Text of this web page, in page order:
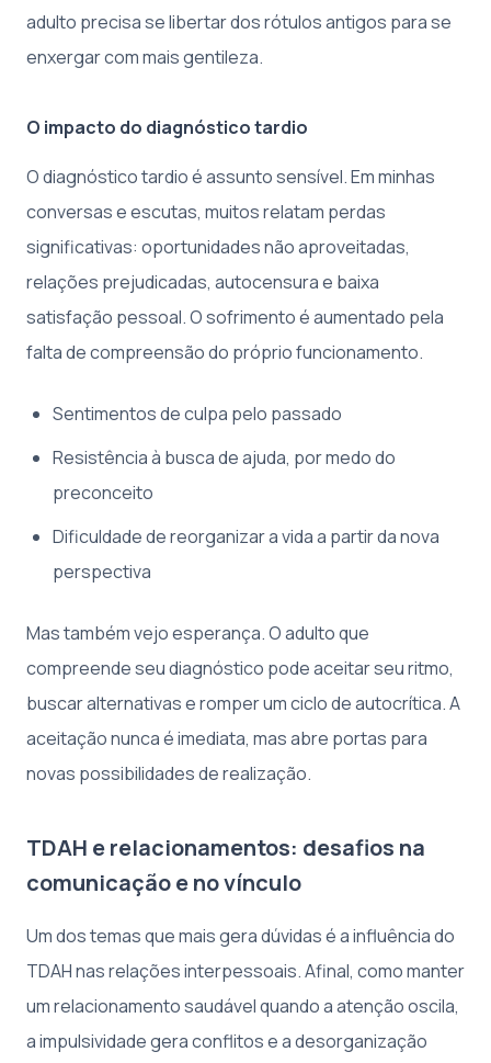
adulto precisa se libertar dos rótulos antigos para se
enxergar com mais gentileza.
O impacto do diagnóstico tardio
O diagnóstico tardio é assunto sensível. Em minhas
conversas e escutas, muitos relatam perdas
significativas: oportunidades não aproveitadas,
relações prejudicadas, autocensura e baixa
satisfação pessoal. O sofrimento é aumentado pela
falta de compreensão do próprio funcionamento.
Sentimentos de culpa pelo passado
Resistência à busca de ajuda, por medo do
preconceito
Dificuldade de reorganizar a vida a partir da nova
perspectiva
Mas também vejo esperança. O adulto que
compreende seu diagnóstico pode aceitar seu ritmo,
buscar alternativas e romper um ciclo de autocrítica. A
aceitação nunca é imediata, mas abre portas para
novas possibilidades de realização.
TDAH e relacionamentos: desafios na
comunicação e no vínculo
Um dos temas que mais gera dúvidas é a influência do
TDAH nas relações interpessoais. Afinal, como manter
um relacionamento saudável quando a atenção oscila,
a impulsividade gera conflitos e a desorganização